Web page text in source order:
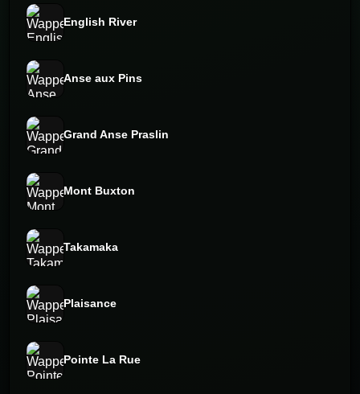
English River
Anse aux Pins
Grand Anse Praslin
Mont Buxton
Takamaka
Plaisance
Pointe La Rue